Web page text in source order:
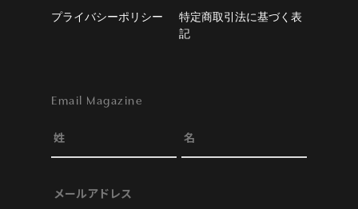
プライバシーポリシー
特定商取引法に基づく表
記
Email Magazine